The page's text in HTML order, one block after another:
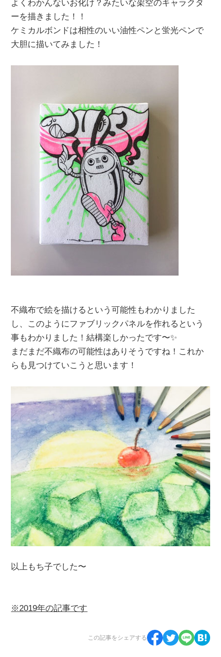
よくわかんないお化け？みたいな架空のキャラクタ
ーを描きました！！
ケミカルボンドは相性のいい油性ペンと蛍光ペンで
大胆に描いてみました！
不織布で絵を描けるという可能性もわかりました
し、このようにファブリックパネルを作れるという
事もわかりました！結構楽しかったです〜✨
まだまだ不織布の可能性はありそうですね！これか
らも見つけていこうと思います！
以上もち子でした〜
※2019年の記事です
この記事をシェアする